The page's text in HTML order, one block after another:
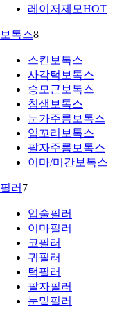
레이저제모HOT
보톡스8
스킨보톡스
사각턱보톡스
승모근보톡스
침샘보톡스
눈가주름보톡스
입꼬리보톡스
팔자주름보톡스
이마/미간보톡스
필러 7
입술필러
이마필러
코필러
귀필러
턱필러
팔자필러
눈밑필러